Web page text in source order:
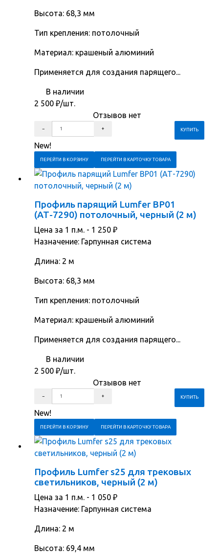
Высота: 68,3 мм
Тип крепления: потолочный
Материал: крашеный алюминий
Применяется для создания парящего...
В наличии
2 500 ₽/шт.
Отзывов нет
New!
ПЕРЕЙТИ В КОРЗИНУ ПЕРЕЙТИ В КАРТОЧКУ ТОВАРА
Профиль парящий Lumfer BP01
(АТ-7290) потолочный, черный (2 м)
Цена за 1 п.м. - 1 250 ₽
Назначение: Гарпунная система
Длина: 2 м
Высота: 68,3 мм
Тип крепления: потолочный
Материал: крашеный алюминий
Применяется для создания парящего...
В наличии
2 500 ₽/шт.
Отзывов нет
New!
ПЕРЕЙТИ В КОРЗИНУ ПЕРЕЙТИ В КАРТОЧКУ ТОВАРА
Профиль Lumfer s25 для трековых
светильников, черный (2 м)
Цена за 1 п.м. - 1 050 ₽
Назначение: Гарпунная система
Длина: 2 м
Высота: 69,4 мм